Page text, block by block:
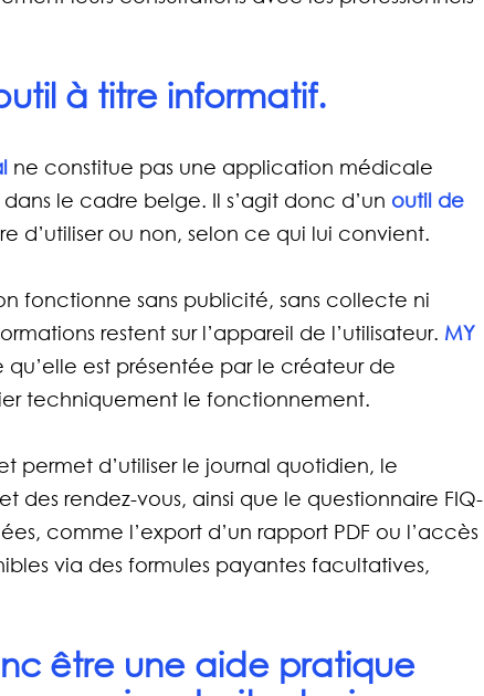
à titre informatif.
ne constitue pas une application médicale
le cadre belge. Il s’agit donc d’un outil de
d’utiliser ou non, selon ce qui lui convient.
fonctionne sans publicité, sans collecte ni
restent sur l’appareil de l’utilisateur. MY
est présentée par le créateur de
techniquement le fonctionnement.
permet d’utiliser le journal quotidien, le
des rendez-vous, ainsi que le questionnaire FIQ-
comme l’export d’un rapport PDF ou l’accès
via des formules payantes facultatives,
être une aide pratique